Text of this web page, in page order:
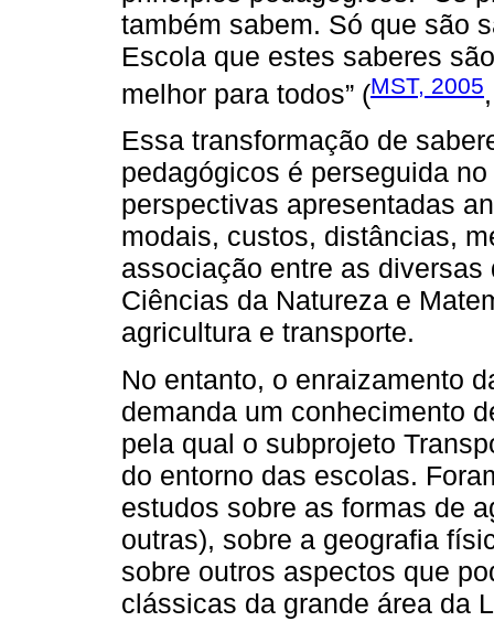
também sabem. Só que são
Escola que estes saberes
melhor para todos” (MST, 2005
Essa transformação de
pedagógicos é perseguida
perspectivas apresentadas
modais, custos, distâncias,
associação entre as
Ciências da Natureza e
agricultura e transporte.
No entanto, o enraizamento
demanda um conhecimento
pela qual o subprojeto
do entorno das escolas.
estudos sobre as formas de
outras), sobre a geografia
sobre outros aspectos que
clássicas da grande área da